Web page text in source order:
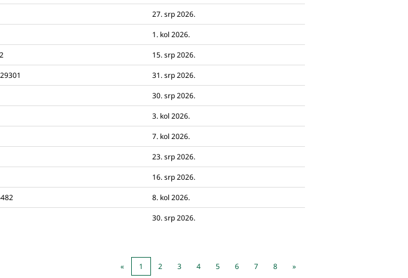
27. srp 2026.
1. kol 2026.
15. srp 2026.
31. srp 2026.
30. srp 2026.
3. kol 2026.
7. kol 2026.
23. srp 2026.
16. srp 2026.
8. kol 2026.
30. srp 2026.
« 1 2 3 4 5 6 7 8 »